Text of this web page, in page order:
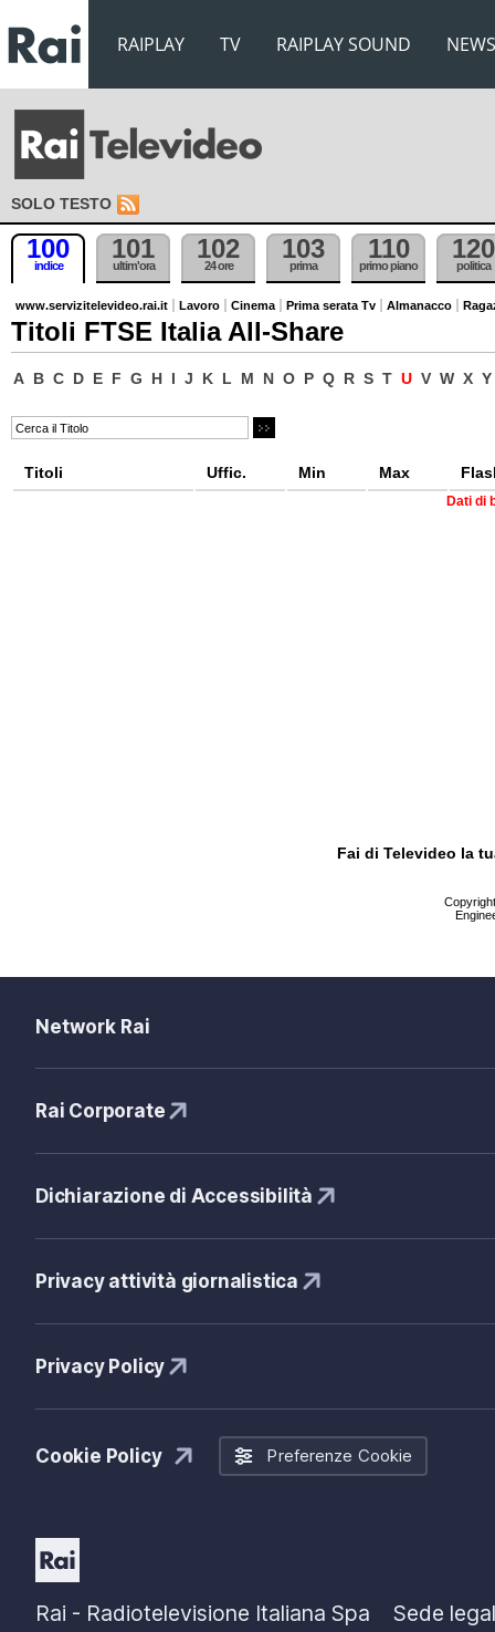
RAIPLAY TV RAIPLAY SOUND NEWS
SOLO TESTO
100
indice
101
ultim'ora
102
24 ore
103
prima
110
primo piano
120
politica
www.servizitelevideo.rai.it Lavoro Cinema Prima serata Tv Almanacco
Titoli FTSE Italia All-Share
A B C D E F G H I J K L M N O P Q R S T U V W X Y
Titoli Uffic. Min Max
Dati di
Fai di Televideo la